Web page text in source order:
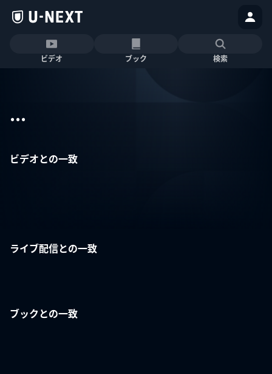
ビデオ ブック 検索
...
ビデオとの一致
ライブ配信との一致
ブックとの一致